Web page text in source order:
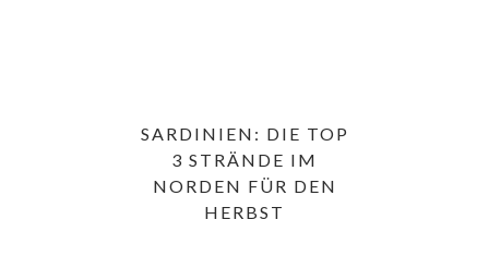
SARDINIEN: DIE TOP
3 STRÄNDE IM
NORDEN FÜR DEN
HERBST